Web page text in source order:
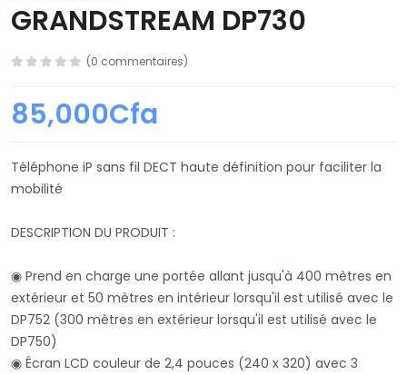
GRANDSTREAM DP730
(0 commentaires)
85,000Cfa
Téléphone iP sans fil DECT haute définition pour faciliter la
mobilité
DESCRIPTION DU PRODUIT :
◉ Prend en charge une portée allant jusqu'à 400 mètres en
extérieur et 50 mètres en intérieur lorsqu'il est utilisé avec le
DP752 (300 mètres en extérieur lorsqu'il est utilisé avec le
DP750)
◉ Écran LCD couleur de 2,4 pouces (240 x 320) avec 3